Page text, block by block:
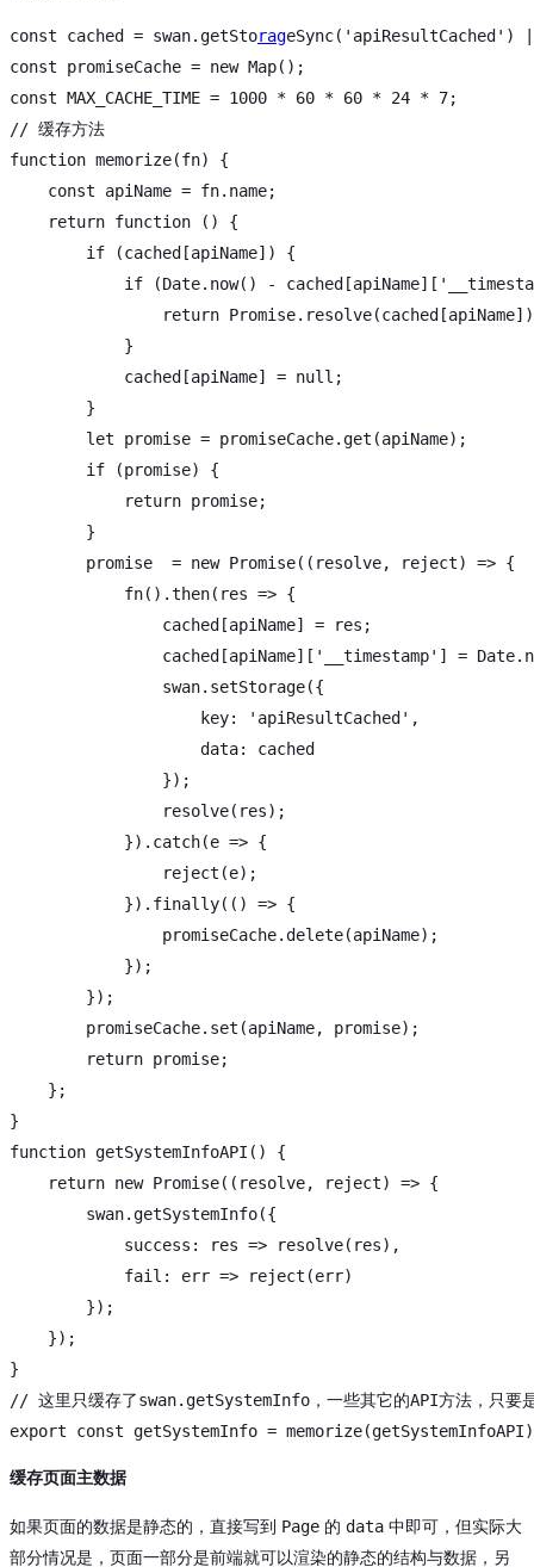
const cached = swan.getStorageSync( 'apiResultCached'
const promiseCache = new Map
const MAX_CACHE_TIME = 1000 * 60 * 60 * 24 * 7
// 缓存方法
function memorize(fn) {
const apiName = fn.name;
return function () {
if (cached[apiName]) {
if (Date.now() - cached[apiName][
return Promise
            }
            cached[apiName] =
null ;
        }
let promise = promiseCache.get(apiName);
if (promise) {
return promise;
        }
        promise  =
new Promise( ( resolve, reject) => {
            fn().then(
res => {
                cached[apiName] = res;
                cached[apiName][
'__timestamp' ] = Date
                swan.setStorage({
key: 'apiResultCached' ,
data: cached
                });
                resolve(res);
            }).catch(
e => {
                reject(e);
            }).finally(
() => {
                promiseCache.delete(apiName);
            });
        });
        promiseCache.set(apiName, promise);
return promise;
    };
function getSystemInfoAPI () {
return new Promise( ( resolve, reject) => {
        swan.getSystemInfo({
success : res => resolve(res),
fail : err => reject(err)
        });
    });
// 这里只缓存了swan.getSystemInfo，一些其它的API方法，只要
export
const
缓存页面主数据
如果页面的数据是静态的，直接写到 Page 的 data 中即可，但实际大
部分情况是，页面一部分是前端就可以渲染的静态的结构与数据，另